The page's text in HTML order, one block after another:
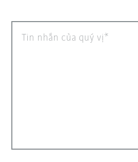
Tin nhắn của quý vị